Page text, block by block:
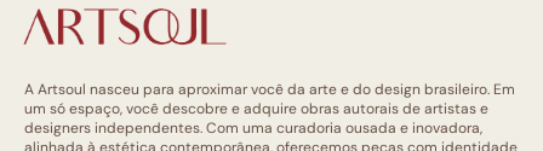
A Artsoul nasceu para aproximar você da arte e do design brasileiro. Em
um só espaço, você descobre e adquire obras autorais de artistas e
designers independentes. Com uma curadoria ousada e inovadora,